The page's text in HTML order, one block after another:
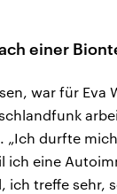
einer
war für Eva
„Ich durfte
ich eine
ich treffe sehr,